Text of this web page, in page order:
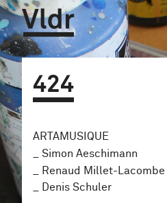
Vldr
424
ARTAMUSIQUE
Simon Aeschimann
Renaud Millet-Lacombe
Denis Schuler